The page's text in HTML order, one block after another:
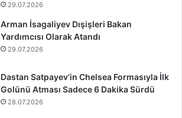
29.07.2026
Arman İsagaliyev Dışişleri Bakan
Yardımcısı Olarak Atandı
29.07.2026
Dastan Satpayev’in Chelsea Formasıyla İlk
Golünü Atması Sadece 6 Dakika Sürdü
28.07.2026